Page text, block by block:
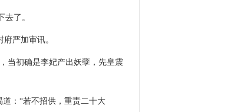
了。
严加审讯。
当初确是李妃产出妖孽，先皇震
：“若不招供，重责二十大